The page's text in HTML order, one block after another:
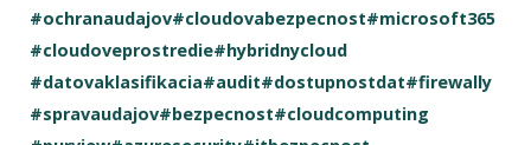
#ochranaudajov#cloudovabezpecnost#microsoft365
#cloudoveprostredie#hybridnycloud
#datovaklasifikacia#audit#dostupnostdat#firewally
#spravaudajov#bezpecnost#cloudcomputing